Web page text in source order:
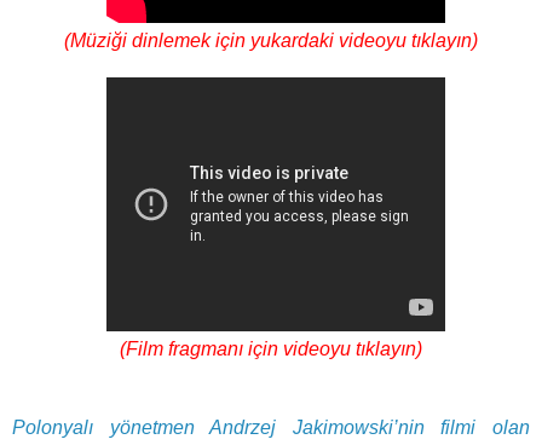
(Müziği dinlemek için yukardaki videoyu tıklayın)
(Film fragmanı için videoyu tıklayın)
Polonyalı yönetmen Andrzej Jakimowski’nin filmi olan